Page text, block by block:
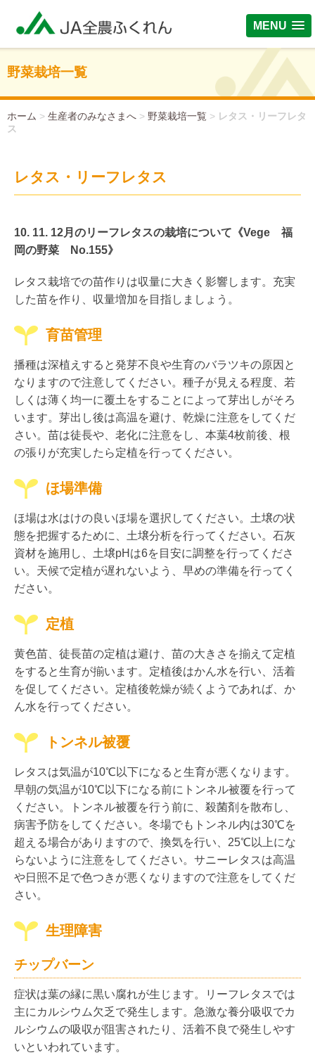
MENU
野菜栽培一覧
ホーム > 生産者のみなさまへ > 野菜栽培一覧 > レタス・リーフレタ
ス
レタス・リーフレタス
10. 11. 12月のリーフレタスの栽培について《Vege 福
岡の野菜 No.155》
レタス栽培での苗作りは収量に大きく影響します。充実
した苗を作り、収量増加を目指しましょう。
育苗管理
播種は深植えすると発芽不良や生育のバラツキの原因と
なりますので注意してください。種子が見える程度、若
しくは薄く均一に覆土をすることによって芽出しがそろ
います。芽出し後は高温を避け、乾燥に注意をしてくだ
さい。苗は徒長や、老化に注意をし、本葉4枚前後、根
の張りが充実したら定植を行ってください。
ほ場準備
ほ場は水はけの良いほ場を選択してください。土壌の状
態を把握するために、土壌分析を行ってください。石灰
資材を施用し、土壌pHは6を目安に調整を行ってくださ
い。天候で定植が遅れないよう、早めの準備を行ってく
ださい。
定植
黄色苗、徒長苗の定植は避け、苗の大きさを揃えて定植
をすると生育が揃います。定植後はかん水を行い、活着
を促してください。定植後乾燥が続くようであれば、か
ん水を行ってください。
トンネル被覆
レタスは気温が10℃以下になると生育が悪くなります。
早朝の気温が10℃以下になる前にトンネル被覆を行って
ください。トンネル被覆を行う前に、殺菌剤を散布し、
病害予防をしてください。冬場でもトンネル内は30℃を
超える場合がありますので、換気を行い、25℃以上にな
らないように注意をしてください。サニーレタスは高温
や日照不足で色つきが悪くなりますので注意をしてくだ
さい。
生理障害
チップバーン
症状は葉の縁に黒い腐れが生じます。リーフレタスでは
主にカルシウム欠乏で発生します。急激な養分吸収でカ
ルシウムの吸収が阻害されたり、活着不良で発生しやす
いといわれています。